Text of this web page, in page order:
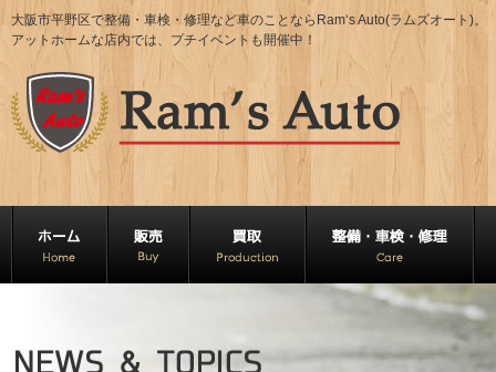
大阪市平野区で整備・車検・修理など車のことならRam‘s Auto(ラムズオート)。
アットホームな店内では、プチイベントも開催中！